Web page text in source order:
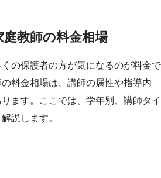
教師の料金相場
の保護者の方が気になるのが料金で
料金相場は、講師の属性や指導内
ます。ここでは、学年別、講師タイ
説します。